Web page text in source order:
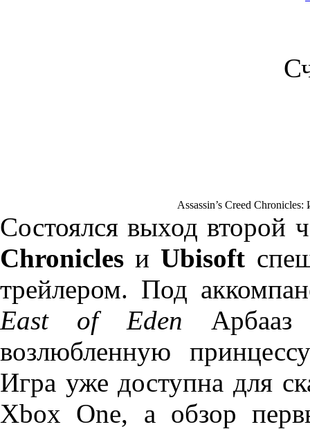
Assassin’s Creed
Состоялся выход второй
Chronicles и Ubisoft
трейлером. Под
East of Eden
возлюбленную
Игра уже доступна для
Xbox One, а обзор